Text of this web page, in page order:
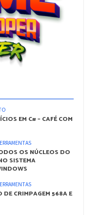
EM C# – CAFÉ COM
OS NÚCLEOS DO
SISTEMA
DE CRIMPAGEM 568A E